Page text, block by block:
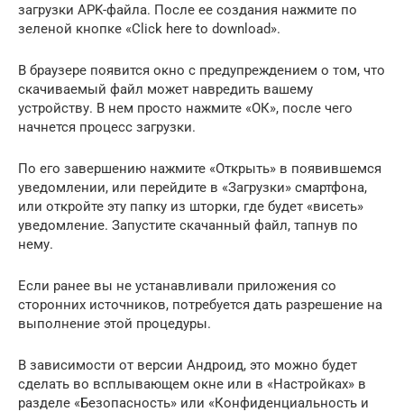
загрузки APK-файла. После ее создания нажмите по
зеленой кнопке «Click here to download».
В браузере появится окно с предупреждением о том, что
скачиваемый файл может навредить вашему
устройству. В нем просто нажмите «ОК», после чего
начнется процесс загрузки.
По его завершению нажмите «Открыть» в появившемся
уведомлении, или перейдите в «Загрузки» смартфона,
или откройте эту папку из шторки, где будет «висеть»
уведомление. Запустите скачанный файл, тапнув по
нему.
Если ранее вы не устанавливали приложения со
сторонних источников, потребуется дать разрешение на
выполнение этой процедуры.
В зависимости от версии Андроид, это можно будет
сделать во всплывающем окне или в «Настройках» в
разделе «Безопасность» или «Конфиденциальность и